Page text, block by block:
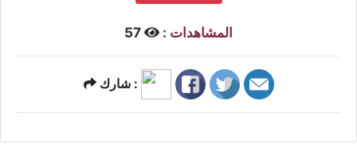
المشاهدات :
شارك :